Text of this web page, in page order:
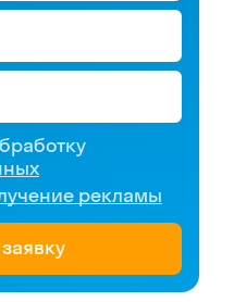
рекламы